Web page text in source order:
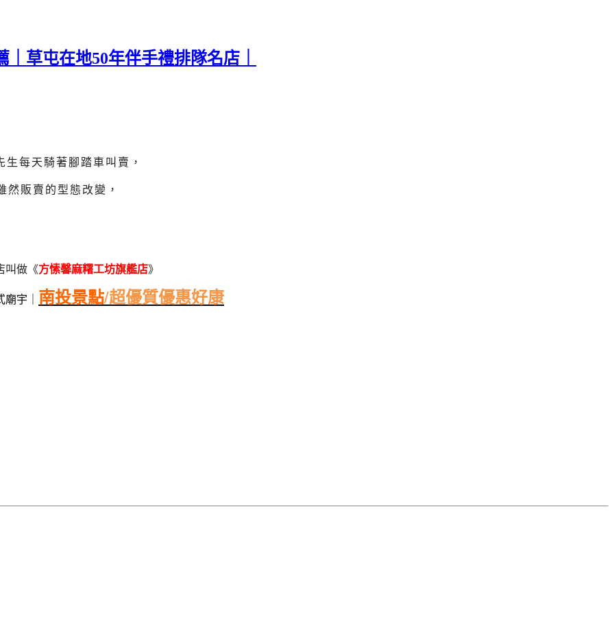
草屯在地50年伴手禮排隊名店｜
每天騎著腳踏車叫賣，
然販賣的型態改變，
叫做《方愫馨麻糬工坊旗艦店》
南投景點/超優質優惠好康